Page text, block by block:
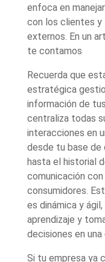
enfoca en
con los clientes y
externos. En un
te contamos
Recuerda que
estratégica
información de
centraliza todas
interacciones en
desde tu base
hasta el historial
comunicación
consumidores.
es dinámica y
aprendizaje y
decisiones en una
Si tu empresa ya